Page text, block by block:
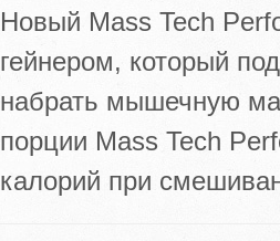
Новый Mass Tech
гейнером, который
набрать мышечную
порции Mass Tech
калорий при